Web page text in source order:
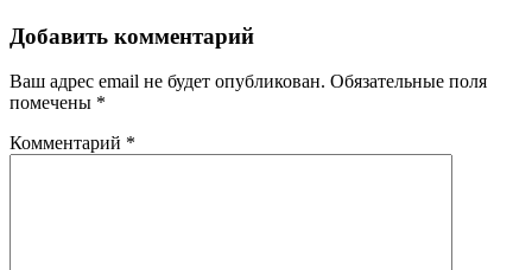
Добавить комментарий
Ваш адрес email не будет опубликован. Обязательные поля
помечены *
Комментарий *